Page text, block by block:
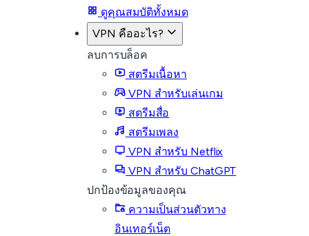
ดูคุณสมบัติทั้งหมด
VPN คืออะไร?
ลบการบล็อค
สตรีมเนื้อหา
VPN สำหรับเล่นเกม
สตรีมสื่อ
สตรีมเพลง
VPN สำหรับ Netflix
VPN สำหรับ ChatGPT
ปกป้องข้อมูลของคุณ
ความเป็นส่วนตัวทาง
อินเทอร์เน็ต